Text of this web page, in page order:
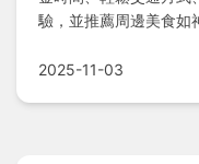
驗，並推薦周邊美食如
Hotel Kobe
2025-11-03